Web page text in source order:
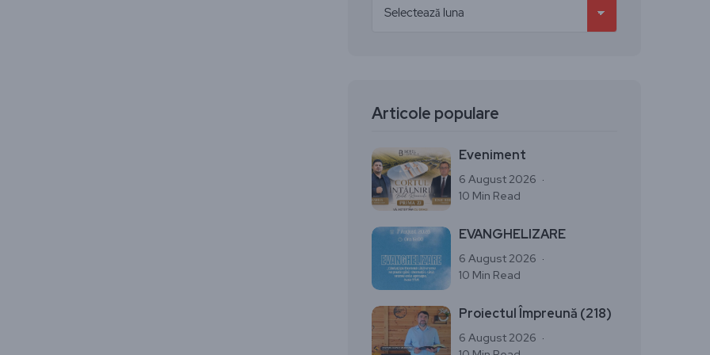
Articole populare
Eveniment
6 August 2026
10 Min Read
EVANGHELIZARE
6 August 2026
10 Min Read
Proiectul Împreună (218)
6 August 2026